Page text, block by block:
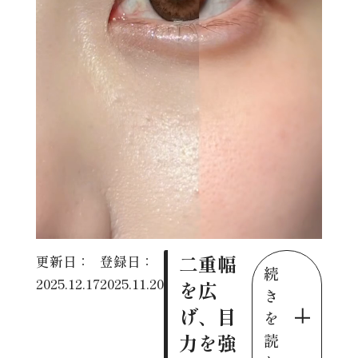
更新日：
2025.12.17
登録日：
2025.11.20
二重幅
を広
げ、目
力を強
続
き
を
読